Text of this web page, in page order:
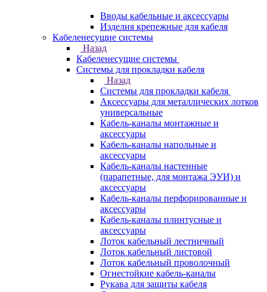
Вводы кабельные и аксессуары
Изделия крепежные для кабеля
Кабеленесущие системы
Назад
Кабеленесущие системы
Системы для прокладки кабеля
Назад
Системы для прокладки кабеля
Аксессуары для металлических лотков
универсальные
Кабель-каналы монтажные и
аксессуары
Кабель-каналы напольные и
аксессуары
Кабель-каналы настенные
(парапетные, для монтажа ЭУИ) и
аксессуары
Кабель-каналы перфорированные и
аксессуары
Кабель-каналы плинтусные и
аксессуары
Лоток кабельный лестничный
Лоток кабельный листовой
Лоток кабельный проволочный
Огнестойкие кабель-каналы
Рукава для защиты кабеля